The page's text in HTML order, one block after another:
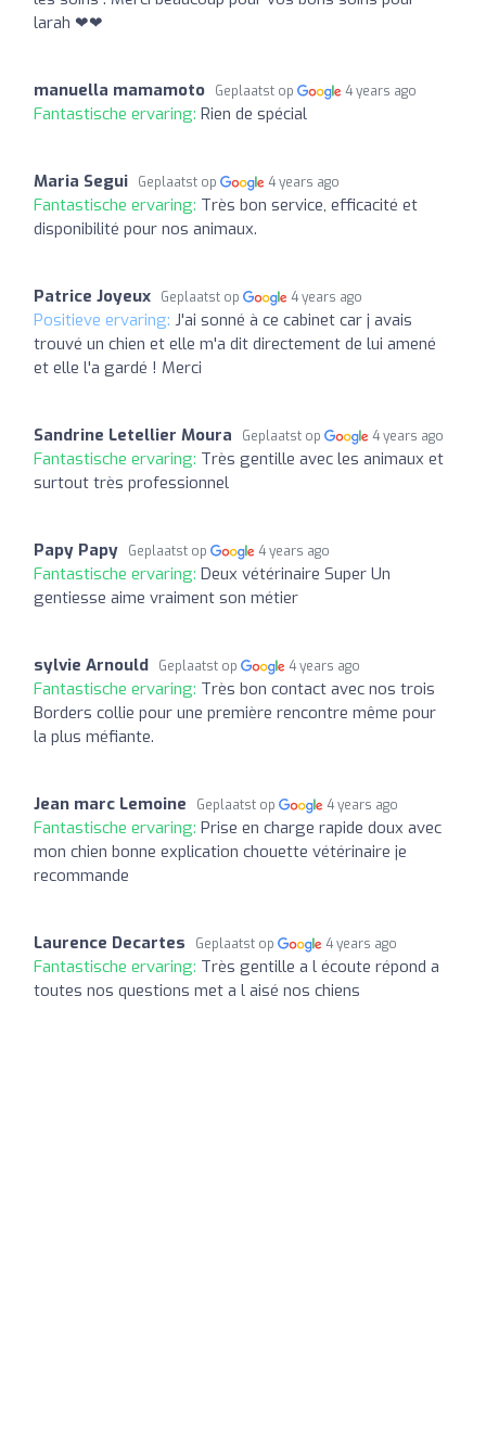
larah ❤❤
manuella mamamoto Geplaatst op 4 years ago
Fantastische ervaring: Rien de spécial
Maria Segui Geplaatst op 4 years ago
Fantastische ervaring: Très bon service, efficacité et
disponibilité pour nos animaux.
Patrice Joyeux Geplaatst op 4 years ago
Positieve ervaring: J'ai sonné à ce cabinet car j avais
trouvé un chien et elle m'a dit directement de lui amené
et elle l'a gardé ! Merci
Sandrine Letellier Moura Geplaatst op 4 years ago
Fantastische ervaring: Très gentille avec les animaux et
surtout très professionnel
Papy Papy Geplaatst op 4 years ago
Fantastische ervaring: Deux vétérinaire Super Un
gentiesse aime vraiment son métier
sylvie Arnould Geplaatst op 4 years ago
Fantastische ervaring: Très bon contact avec nos trois
Borders collie pour une première rencontre même pour
la plus méfiante.
Jean marc Lemoine Geplaatst op 4 years ago
Fantastische ervaring: Prise en charge rapide doux avec
mon chien bonne explication chouette vétérinaire je
recommande
Laurence Decartes Geplaatst op 4 years ago
Fantastische ervaring: Très gentille a l écoute répond a
toutes nos questions met a l aisé nos chiens